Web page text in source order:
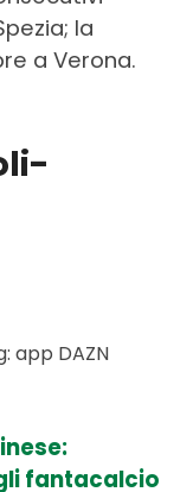
la
a Verona.
app DAZN
fantacalcio